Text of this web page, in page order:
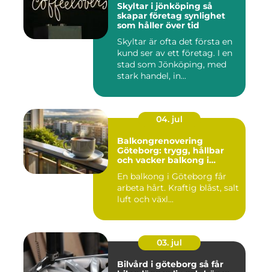
Skyltar i jönköping så
skapar företag synlighet
som håller över tid
Skyltar är ofta det första en
kund ser av ett företag. I en
stad som Jönköping, med
stark handel, in...
04. jul
Balkongrenovering
Göteborg: trygg, hållbar
och vacker balkong i
En balkong i Göteborg får
arbeta hårt. Kraftig blåst, salt
luft och växl...
03. jul
Bilvård i göteborg så får